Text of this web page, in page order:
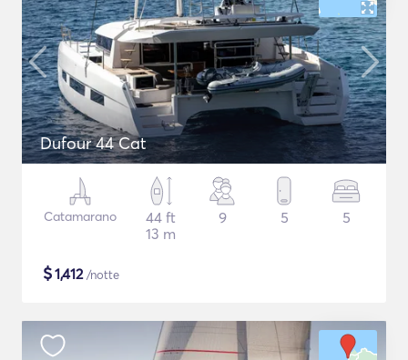
Dufour 44 Cat
Catamarano
44 ft
13 m
9 5 5
$1,412/notte